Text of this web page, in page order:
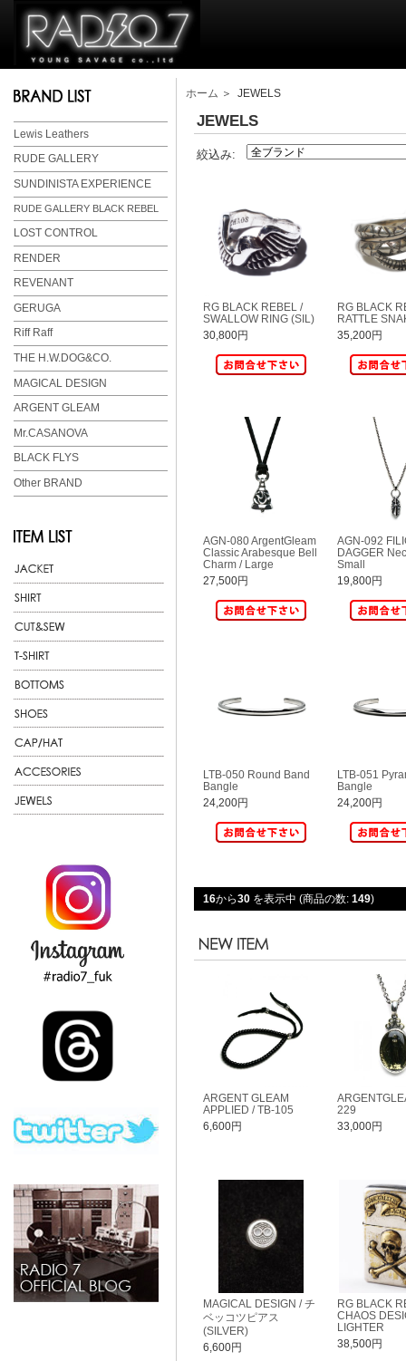
Lewis Leathers
RUDE GALLERY
SUNDINISTA EXPERIENCE
RUDE GALLERY BLACK REBEL
LOST CONTROL
RENDER
REVENANT
GERUGA
Riff Raff
THE H.W.DOG&CO.
MAGICAL DESIGN
ARGENT GLEAM
Mr.CASANOVA
BLACK FLYS
Other BRAND
ホーム ＞ JEWELS
JEWELS
絞込み:
RG BLACK REBEL /
SWALLOW RING (SIL)
30,800円
RG BLACK
RATTLE
35,200円
AGN-080 ArgentGleam
Classic Arabesque Bell
Charm / Large
27,500円
AGN-092
DAGGER
Small
19,800円
LTB-050 Round Band
Bangle
24,200円
LTB-051
Bangle
24,200円
16から30 を表示中 (商品の数:149)
ARGENT GLEAM
APPLIED / TB-105
6,600円
229
33,000円
MAGICAL DESIGN / チ
ベッコツピアス
(SILVER)
6,600円
RG BLACK
CHAOS
LIGHTER
38,500円